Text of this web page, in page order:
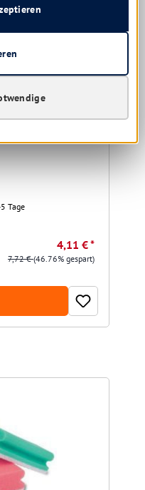
Tage
4,11 € *
7,72 €(46.76% gespart)